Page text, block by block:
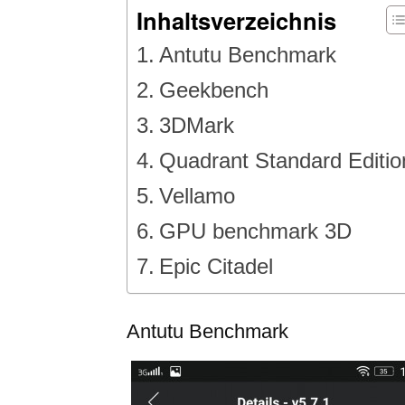
Inhaltsverzeichnis
Antutu Benchmark
Geekbench
3DMark
Quadrant Standard
Vellamo
GPU benchmark 3D
Epic Citadel
Antutu Benchmark